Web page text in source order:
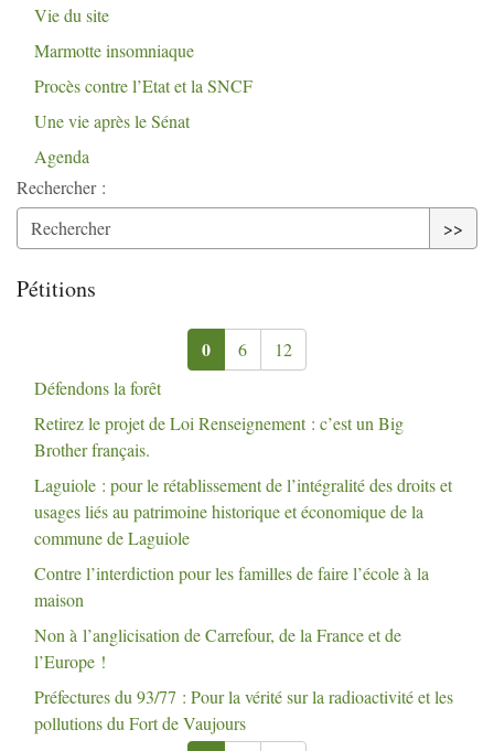
Vie du site
Marmotte insomniaque
Procès contre l’Etat et la SNCF
Une vie après le Sénat
Agenda
Rechercher :
>>
Pétitions
0 6
12
Défendons la forêt
Retirez le projet de Loi Renseignement : c’est un Big
Brother français.
Laguiole : pour le rétablissement de l’intégralité des droits et
usages liés au patrimoine historique et économique de la
commune de Laguiole
Contre l’interdiction pour les familles de faire l’école à la
maison
Non à l’anglicisation de Carrefour, de la France et de
l’Europe !
Préfectures du 93/77 : Pour la vérité sur la radioactivité et les
pollutions du Fort de Vaujours